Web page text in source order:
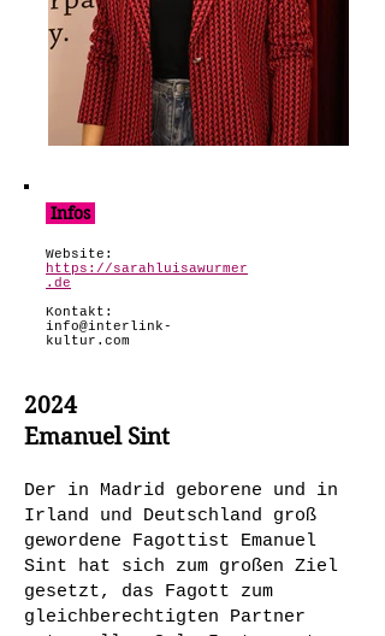
Infos
Website:
https://sarahluisawurmer
.de
Kontakt:
info@interlink-
kultur.com
2024
Emanuel Sint
Der in Madrid geborene und in
Irland und Deutschland groß
gewordene Fagottist Emanuel
Sint hat sich zum großen Ziel
gesetzt, das Fagott zum
gleichberechtigten Partner